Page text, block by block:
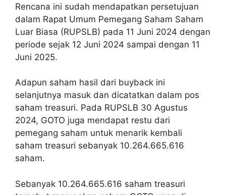
Rencana ini sudah mendapatkan persetujuan
dalam Rapat Umum Pemegang Saham Saham
Luar Biasa (RUPSLB) pada 11 Juni 2024 dengan
periode sejak 12 Juni 2024 sampai dengan 11
Juni 2025.
Adapun saham hasil dari buyback ini
selanjutnya masuk dan dicatatkan dalam pos
saham treasuri. Pada RUPSLB 30 Agustus
2024, GOTO juga mendapat restu dari
pemegang saham untuk menarik kembali
saham treasuri sebanyak 10.264.665.616
saham.
Sebanyak 10.264.665.616 saham treasuri